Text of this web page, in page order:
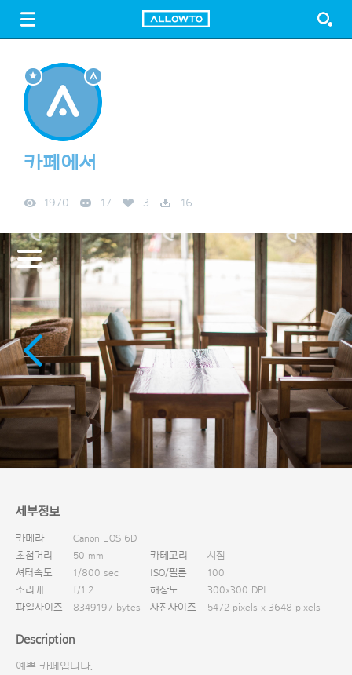
FREE DOWNLOAD
카페에서
1970 17 3 16
세부정보
카메라
Canon EOS 6D
초첨거리
50 mm 카테고리
시점
셔터속도
1/800 sec ISO/필름
100
조리개
f/1.2 해상도
300x300 DPI
파일사이즈
8349197 bytes 사진사이즈 5472 pixels x 3648 pixels
Description
예쁜 카페입니다.